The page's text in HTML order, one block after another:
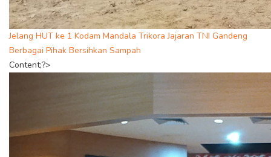
Jelang HUT ke 1 Kodam Mandala Trikora Jajaran TNI Gandeng
Berbagai Pihak Bersihkan Sampah
Content;?>